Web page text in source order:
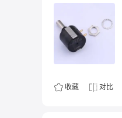
收藏 对比